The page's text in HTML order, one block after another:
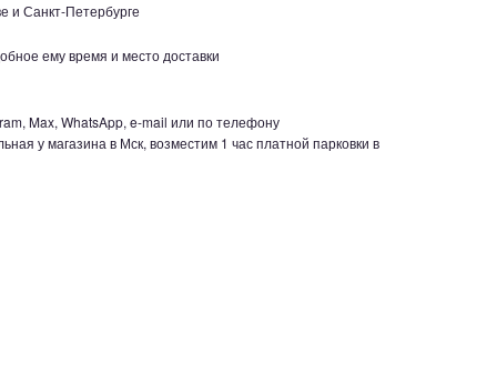
и Санкт-Петербурге
ему время и место доставки
Max, WhatsApp, e-mail или по телефону
у магазина в Мск, возместим 1 час платной парковки в